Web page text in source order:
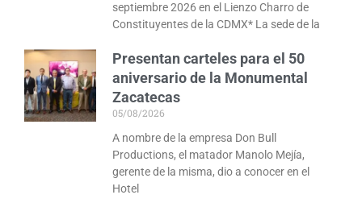
septiembre 2026 en el Lienzo Charro de
Constituyentes de la CDMX* La sede de la
Presentan carteles para el 50
aniversario de la Monumental
Zacatecas
05/08/2026
A nombre de la empresa Don Bull
Productions, el matador Manolo Mejía,
gerente de la misma, dio a conocer en el
Hotel